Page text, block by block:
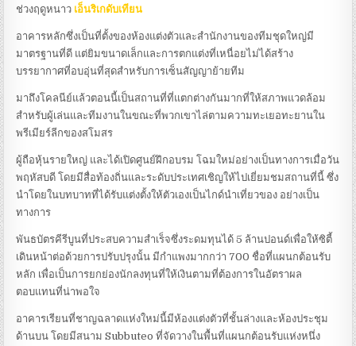
ช่วงฤดูหนาว เอ็นริเกดับเทียน
อาคารหลักซึ่งเป็นที่ตั้งของห้องแต่งตัวและสำนักงานของทีมชุดใหญ่มี
มาตรฐานที่ดี แต่ยิมขนาดเล็กและการตกแต่งที่เหนื่อยไม่ได้สร้าง
บรรยากาศที่อบอุ่นที่สุดสำหรับการเซ็นสัญญาย้ายทีม
มาถึงโคลนีย์แล้วตอนนี้เป็นสถานที่ที่แตกต่างกันมากที่ให้สภาพแวดล้อม
สำหรับผู้เล่นและทีมงานในขณะที่พวกเขาไล่ตามความทะเยอทะยานใน
พรีเมียร์ลีกของสโมสร
ผู้ถือหุ้นรายใหญ่ และได้เปิดศูนย์ฝึกอบรม โฉมใหม่อย่างเป็นทางการเมื่อวัน
พฤหัสบดี โดยมีสื่อท้องถิ่นและระดับประเทศเชิญให้ไปเยี่ยมชมสถานที่นี้ ซึ่ง
นำโดยในบทบาทที่ได้รับแต่งตั้งให้ตัวเองเป็นไกด์นำเที่ยวของ อย่างเป็น
ทางการ
พันธบัตรคีรีบูนที่ประสบความสำเร็จซึ่งระดมทุนได้ 5 ล้านปอนด์เพื่อให้ซิตี้
เดินหน้าต่อด้วยการปรับปรุงนั้น มีกำแพงมากกว่า 700 ชื่อที่แผนกต้อนรับ
หลัก เพื่อเป็นการยกย่องนักลงทุนที่ให้เงินตามที่ต้องการในอัตราผล
ตอบแทนที่น่าพอใจ
อาคารเรียนที่ชาญฉลาดแห่งใหม่นี้มีห้องแต่งตัวที่ชั้นล่างและห้องประชุม
ด้านบน โดยมีสนาม Subbuteo ที่จัดวางในพื้นที่แผนกต้อนรับแห่งหนึ่ง